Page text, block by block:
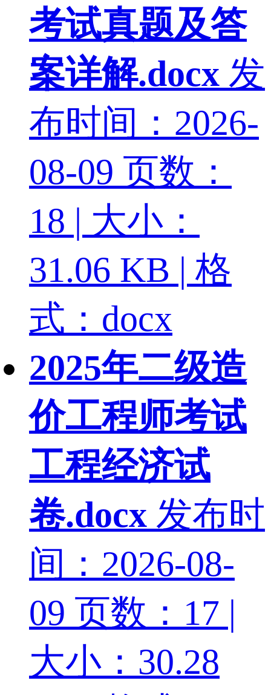
考试真题及答
案详解.docx 发
布时间：2026-
08-09 页数：
18 | 大小：
31.06 KB | 格
式：docx
2025年二级造
价工程师考试
工程经济试
卷.docx 发布时
间：2026-08-
09 页数：17 |
大小：30.28